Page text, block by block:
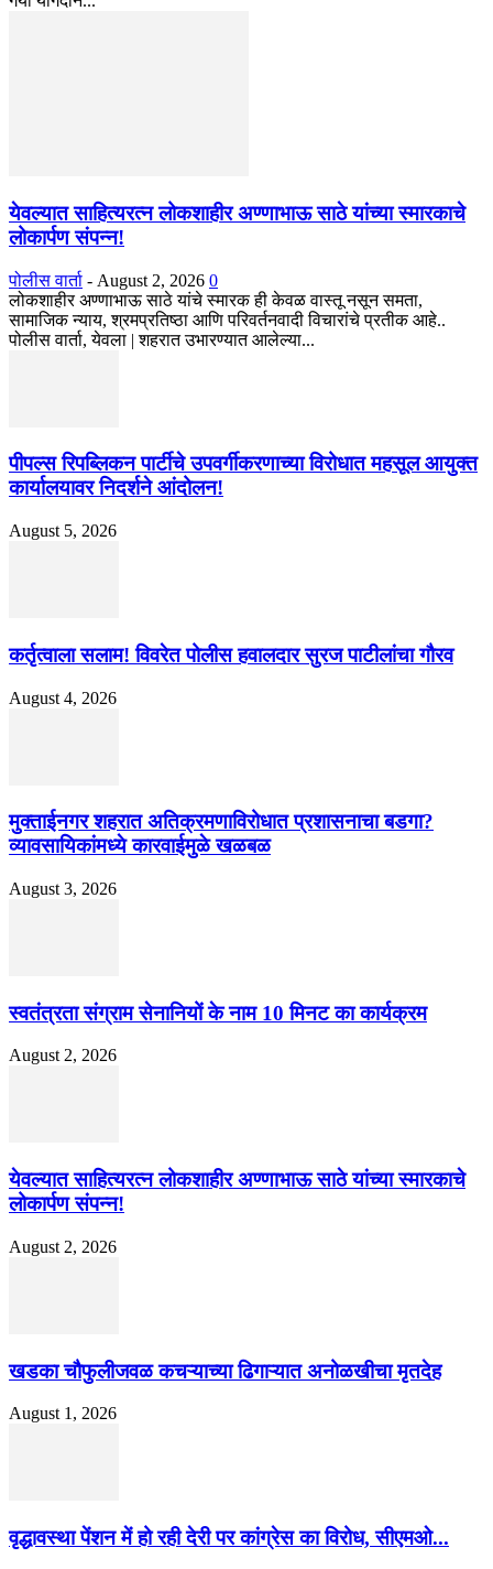
येवल्यात साहित्यरत्न लोकशाहीर अण्णाभाऊ साठे यांच्या स्मारकाचे
लोकार्पण संपन्न!
पोलीस वार्ता - August 2, 2026 0
लोकशाहीर अण्णाभाऊ साठे यांचे स्मारक ही केवळ वास्तू नसून समता,
सामाजिक न्याय, श्रमप्रतिष्ठा आणि परिवर्तनवादी विचारांचे प्रतीक आहे..
पोलीस वार्ता, येवला | शहरात उभारण्यात आलेल्या...
पीपल्स रिपब्लिकन पार्टीचे उपवर्गीकरणाच्या विरोधात महसूल आयुक्त
कार्यालयावर निदर्शने आंदोलन!
August 5, 2026
कर्तृत्वाला सलाम! विवरेत पोलीस हवालदार सुरज पाटीलांचा गौरव
August 4, 2026
मुक्ताईनगर शहरात अतिक्रमणाविरोधात प्रशासनाचा बडगा?
व्यावसायिकांमध्ये कारवाईमुळे खळबळ
August 3, 2026
स्वतंत्रता संग्राम सेनानियों के नाम 10 मिनट का कार्यक्रम
August 2, 2026
येवल्यात साहित्यरत्न लोकशाहीर अण्णाभाऊ साठे यांच्या स्मारकाचे
लोकार्पण संपन्न!
August 2, 2026
खडका चौफुलीजवळ कचऱ्याच्या ढिगाऱ्यात अनोळखीचा मृतदेह
August 1, 2026
वृद्धावस्था पेंशन में हो रही देरी पर कांग्रेस का विरोध, सीएमओ...